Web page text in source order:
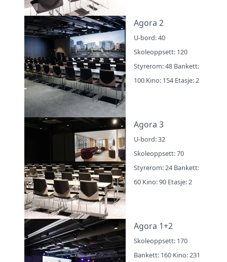
Agora 2
U-bord: 40
Skoleoppsett: 120
Styrerom: 48 Bankett:
100 Kino: 154 Etasje: 2
Agora 3
U-bord: 32
Skoleoppsett: 70
Styrerom: 24 Bankett:
60 Kino: 90 Etasje: 2
Agora 1+2
Skoleoppsett: 170
Bankett: 160 Kino: 231